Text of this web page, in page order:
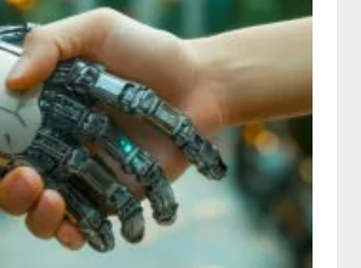
藤原竜也がAIで組織の改善点を見
抜く！ SKYSEA Client View 新テ
レビCM公開！ 新オプション！ AI
が組織の業務実態を分析し労務改
善を支援。 藤原竜也メイキング
動画公開 「もしAIが自分を分析し
たら、すぐ休めと言われる自信が
ある」「昨年の夏はカブトムシを
捕まえたり、虫と戦ったり…」
2026/08/06/14:54:31
アシストAIテラス、ガバナンス機
能を備えたAIエージェントプラッ
トフォーム「QueryPie AIP」を提
供開始